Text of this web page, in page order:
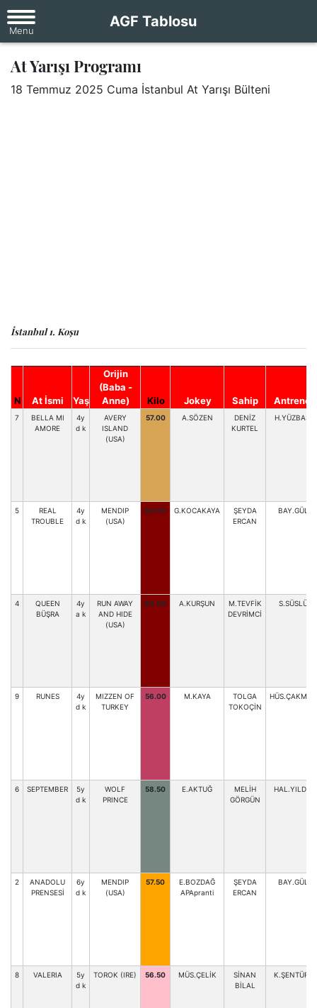
AGF Tablosu
At Yarışı Programı
18 Temmuz 2025 Cuma İstanbul At Yarışı Bülteni
İstanbul 1. Koşu
N At İsmi Yaş
Orijin
(Baba -
Anne)
Kilo Jokey Sahip Antrenör
7
BELLA MI
AMORE
4y
d k
AVERY
ISLAND
(USA)
57.00 A.SÖZEN
DENİZ
KURTEL
H.YÜZBAŞI
5
REAL
TROUBLE
4y
d k
MENDIP
(USA)
60.00 G.KOCAKAYA
ŞEYDA
ERCAN
BAY.GÜL
4
QUEEN
BÜŞRA
4y
a k
RUN AWAY
AND HIDE
(USA)
60.00 A.KURŞUN
M.TEVFİK
DEVRİMCİ
S.SÜSLÜ
9 RUNES
4y
d k
MIZZEN OF
TURKEY
56.00 M.KAYA
TOLGA
TOKOÇİN
HÜS.ÇAKMAK
6 SEPTEMBER
5y
d k
WOLF
PRINCE
58.50 E.AKTUĞ
MELİH
GÖRGÜN
HAL.YILDIZ
2
ANADOLU
PRENSESİ
6y
d k
MENDIP
(USA)
57.50
E.BOZDAĞ
APApranti
ŞEYDA
ERCAN
BAY.GÜL
8 VALERIA
5y
d k
TOROK (IRE) 56.50 MÜS.ÇELİK
SİNAN
BİLAL
K.ŞENTÜRK